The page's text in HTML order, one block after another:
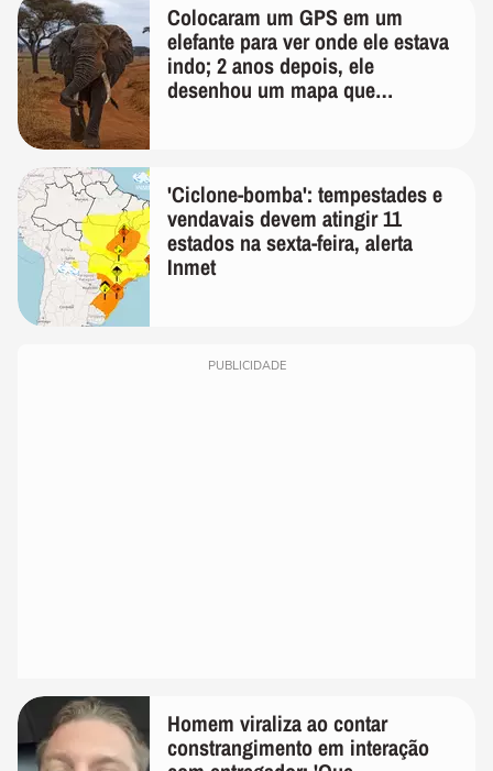
Colocaram um GPS em um
elefante para ver onde ele estava
indo; 2 anos depois, ele
desenhou um mapa que
'Ciclone-bomba': tempestades e
vendavais devem atingir 11
estados na sexta-feira, alerta
Inmet
PUBLICIDADE
Homem viraliza ao contar
constrangimento em interação